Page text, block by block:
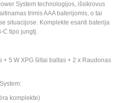
System technologijos, išsikrovus
trimis AAA baterijomis, o tai
situacijose. Komplekte esanti baterija
C tipo jungtį.
+ 5 W XPG šiltai baltas + 2 x Raudonas
komplekte)